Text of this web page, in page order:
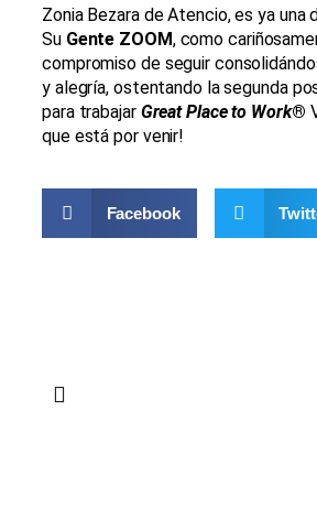
Zonia Bezara de Atencio, es ya
Su Gente ZOOM, como
compromiso de seguir
y alegría, ostentando la segunda
para trabajar Great Place to Work®
que está por venir!
Facebook